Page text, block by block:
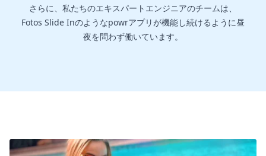
さらに、私たちのエキスパートエンジニアのチームは、
Fotos Slide Inのようなpowrアプリが機能し続けるように昼
夜を問わず働いています。